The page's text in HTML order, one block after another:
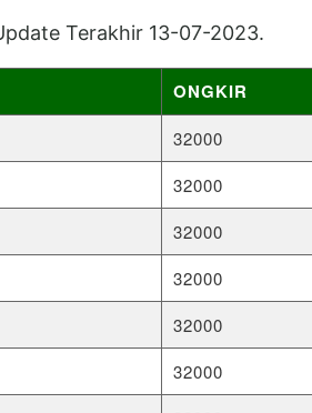
Terakhir 13-07-2023.
ONGKIR
32000
32000
32000
32000
32000
32000